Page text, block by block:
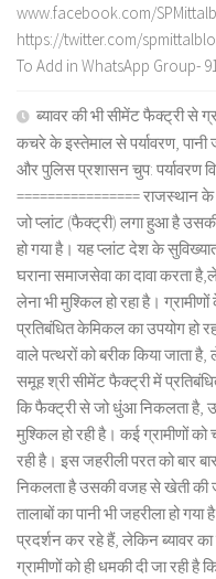
www.facebook.com/
https://twitter.com/
To Add in WhatsApp Group-
ब्यावर की भी सीमेंट फैक्ट्री से
कचरे के इस्तेमाल से पर्यावरण, पानी
और पुलिस प्रशासन चुप: पर्यावरण
================ राजस्थान
जो प्लांट (फैक्ट्री) लगा हुआ है
हो गया है। यह प्लांट देश के
घराना समाजसेवा का दावा करता
लेना भी मुश्किल हो रहा है।
प्रतिबंधित केमिकल का उपयोग
वाले पत्थरों को बरीक किया जाता
समूह श्री सीमेंट फैक्ट्री में
कि फैक्ट्री से जो धुंआ निकलता है,
मुश्किल हो रही है। कई ग्रामीणों को
रही है। इस जहरीली परत को बार
निकलता है उसकी वजह से खेती
तालाबों का पानी भी जहरीला हो
प्रदर्शन कर रहे हैं, लेकिन ब्यावर
ग्रामीणों को ही धमकी दी जा रही